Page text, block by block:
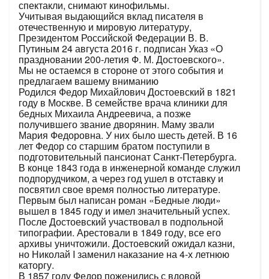
спектакли, снимают кинофильмы.
Учитывая выдающийся вклад писателя в
отечественную и мировую литературу,
Президентом Российской Федерации В. В.
Путиным 24 августа 2016 г. подписан Указ «О
праздновании 200-летия Ф. М. Достоевского».
Мы не остаемся в стороне от этого события и
предлагаем вашему вниманию
Родился Федор Михайлович Достоевский в 1821
году в Москве. В семействе врача клиники для
бедных Михаила Андреевича, а позже
получившего звание дворянин. Маму звали
Мария Федоровна. У них было шесть детей. В 16
лет Федор со старшим братом поступили в
подготовительный пансионат Санкт-Петербурга.
В конце 1843 года в инженерной команде служил
подпорудчиком, а через год ушел в отставку и
посвятил свое время полностью литературе.
Первым был написан роман «Бедные люди»
вышел в 1845 году и имел значительный успех.
После Достоевский участвовал в подпольной
типографии. Арестовали в 1849 году, все его
архивы уничтожили. Достоевcкий ожидал казни,
но Николай I заменил наказание на 4-х летнюю
каторгу.
В 1857 году Федор поженились с вдовой